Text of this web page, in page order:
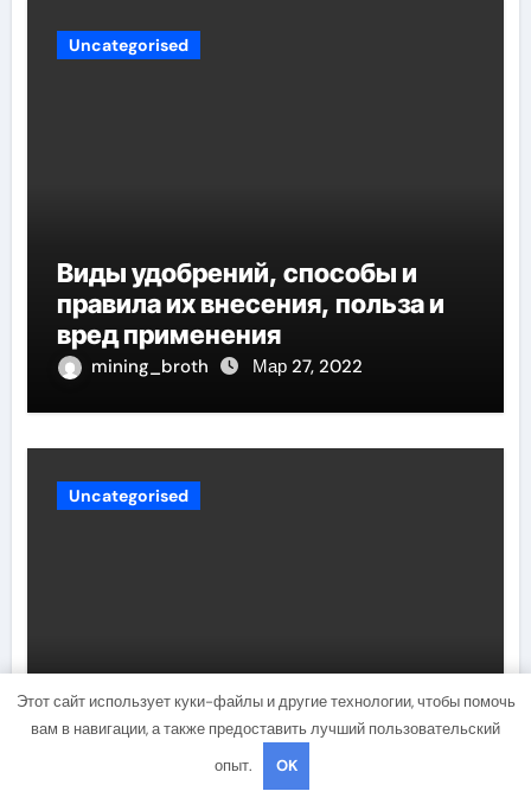
Uncategorised
Виды удобрений, способы и
правила их внесения, польза и
вред применения
mining_broth Мар 27, 2022
Uncategorised
Жизнь и карьера актера Шайа
Лабафа — его биография,
фильмография и личная жизнь
Этот сайт использует куки-файлы и другие технологии, чтобы помочь
вам в навигации, а также предоставить лучший пользовательский
опыт.
OK